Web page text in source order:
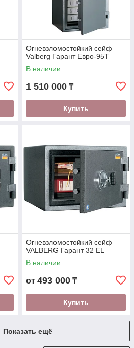
Огневзломостойкий сейф
Valberg Гарант Евро-95T
В наличии
1 510 000 ₸
Купить
Огневзломостойкий сейф
VALBERG Гарант 32 EL
В наличии
от 493 000 ₸
Купить
Показать ещё